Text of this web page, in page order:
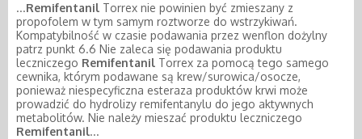
...Remifentanil Torrex nie powinien być zmieszany z
propofolem w tym samym roztworze do wstrzykiwań.
Kompatybilność w czasie podawania przez wenflon dożylny
patrz punkt 6.6 Nie zaleca się podawania produktu
leczniczego Remifentanil Torrex za pomocą tego samego
cewnika, którym podawane są krew/surowica/osocze,
ponieważ niespecyficzna esteraza produktów krwi może
prowadzić do hydrolizy remifentanylu do jego aktywnych
metabolitów. Nie należy mieszać produktu leczniczego
Remifentanil...